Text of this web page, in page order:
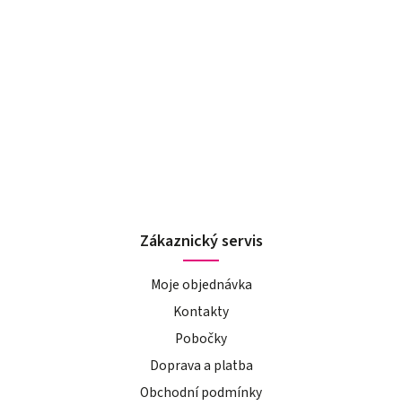
Zákaznický servis
Moje objednávka
Kontakty
Pobočky
Doprava a platba
Obchodní podmínky